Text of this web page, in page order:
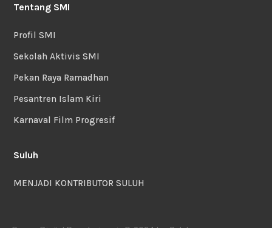
Tentang SMI
Profil SMI
Sekolah Aktivis SMI
Pekan Raya Ramadhan
Pesantren Islam Kiri
Karnaval Film Progresif
Suluh
MENJADI KONTRIBUTOR SULUH